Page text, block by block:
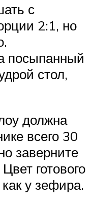
с
2:1, но
посыпанный
стол,
должна
всего 30
заверните
готового
у зефира.